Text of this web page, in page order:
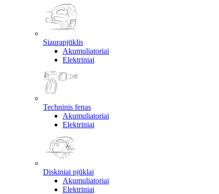
Siaurapjūklis
Akumuliatoriai
Elektriniai
Techninis fenas
Akumuliatoriai
Elektriniai
Diskiniai pjūklai
Akumuliatoriai
Elektriniai